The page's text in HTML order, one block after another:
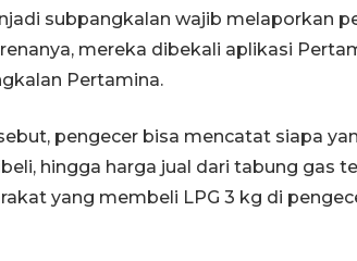
subpangkalan wajib melaporkan
mereka dibekali aplikasi
Pertamina.
pengecer bisa mencatat siapa
hingga harga jual dari tabung gas
yang membeli LPG 3 kg di